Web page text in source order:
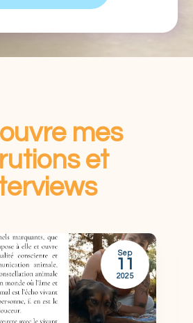
mes
et
Sep
11
2025